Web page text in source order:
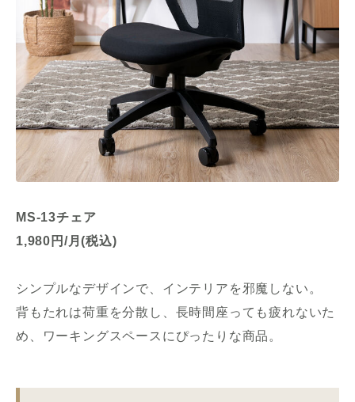
MS-13チェア
1,980円/月(税込)
シンプルなデザインで、インテリアを邪魔しない。
背もたれは荷重を分散し、長時間座っても疲れないた
め、ワーキングスペースにぴったりな商品。